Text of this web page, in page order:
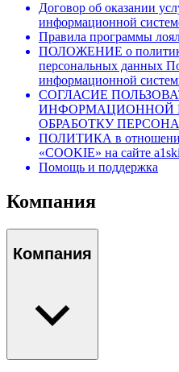
Договор об оказании
информационной
Правила программы
ПОЛОЖЕНИЕ о
персональных данных
информационной
СОГЛАСИЕ
ИНФОРМАЦИОННОЙ
ОБРАБОТКУ
ПОЛИТИКА в
«COOKIE» на сайте
Помощь и поддержка
Компания
Компания